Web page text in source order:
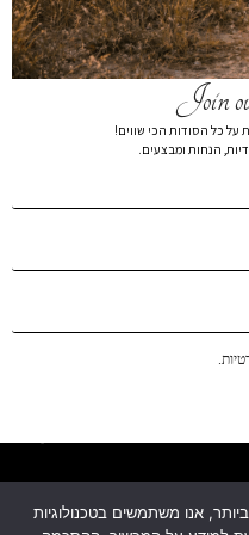
אנו משתמשים בטכנולוגיות
Join
על כל הסודות הכי שווים!
הנחות ומבצעים.